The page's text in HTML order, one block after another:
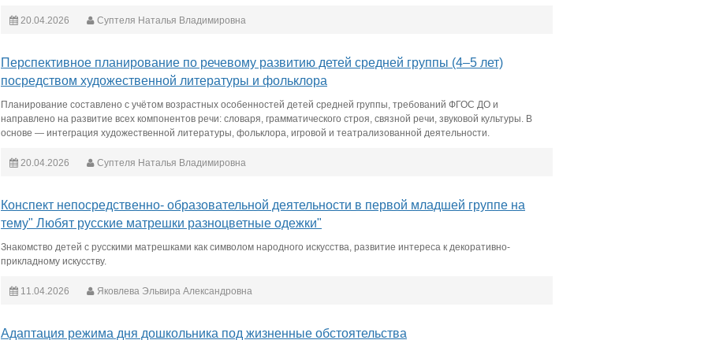
20.04.2026 Суптеля Наталья Владимировна
Перспективное планирование по речевому развитию детей средней группы (4–5 лет)
посредством художественной литературы и фольклора
Планирование составлено с учётом возрастных особенностей детей средней группы, требований ФГОС ДО и
направлено на развитие всех компонентов речи: словаря, грамматического строя, связной речи, звуковой культуры. В
основе — интеграция художественной литературы, фольклора, игровой и театрализованной деятельности.
20.04.2026 Суптеля Наталья Владимировна
Конспект непосредственно- образовательной деятельности в первой младшей группе на
тему" Любят русские матрешки разноцветные одежки"
Знакомство детей с русскими матрешками как символом народного искусства, развитие интереса к декоративно-
прикладному искусству.
11.04.2026 Яковлева Эльвира Александровна
Адаптация режима дня дошкольника под жизненные обстоятельства